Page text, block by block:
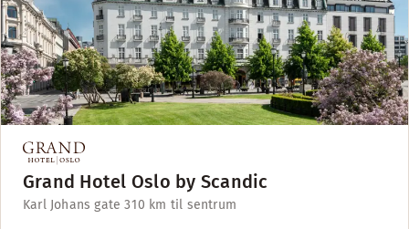
Grand Hotel Oslo by Scandic
Karl Johans gate 310 km til sentrum